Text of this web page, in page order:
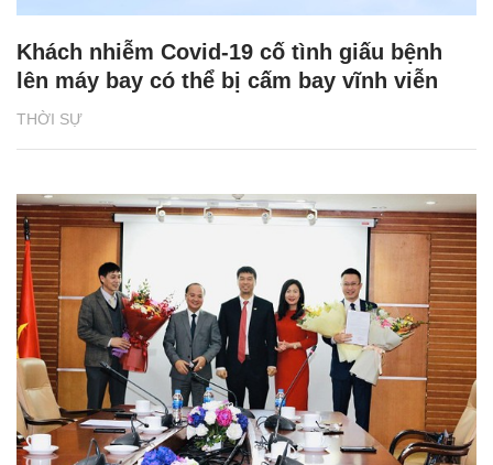
THỜI SỰ
Khách nhiễm Covid-19 cố tình giấu bệnh
lên máy bay có thể bị cấm bay vĩnh viễn